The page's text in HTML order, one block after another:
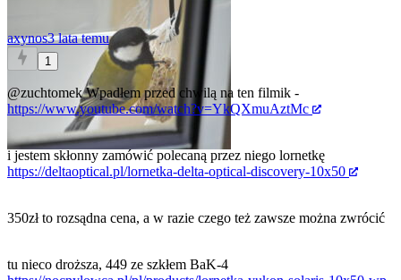
axynos3 lata temu
1
@zuchtomekWpadłem przed chwilą na ten filmik -
https://www.youtube.com/watch?v=YkQXmuAztMc
i jestem skłonny zamówić polecaną przez niego lornetkę
https://deltaoptical.pl/lornetka-delta-optical-discovery-10x50
350zł to rozsądna cena, a w razie czego też zawsze można zwrócić
tu nieco droższa, 449 ze szkłem BaK-4